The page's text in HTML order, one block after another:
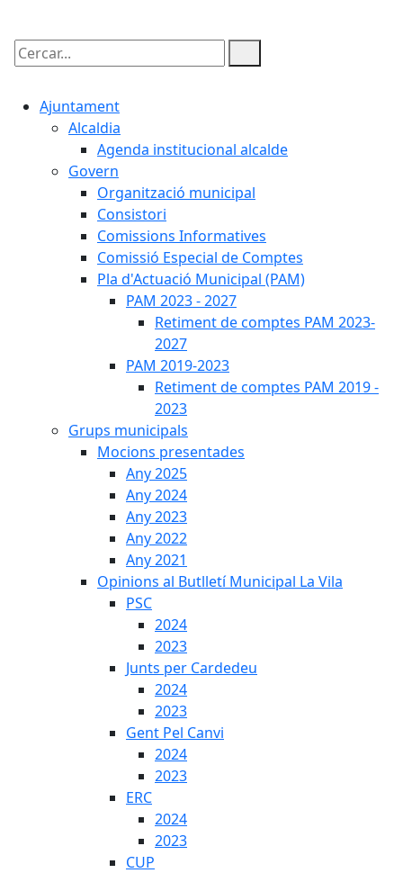
Cercar:
Ajuntament
Alcaldia
Agenda institucional alcalde
Govern
Organització municipal
Consistori
Comissions Informatives
Comissió Especial de Comptes
Pla d'Actuació Municipal (PAM)
PAM 2023 - 2027
Retiment de comptes PAM 2023-
2027
PAM 2019-2023
Retiment de comptes PAM 2019 -
2023
Grups municipals
Mocions presentades
Any 2025
Any 2024
Any 2023
Any 2022
Any 2021
Opinions al Butlletí Municipal La Vila
PSC
2024
2023
Junts per Cardedeu
2024
2023
Gent Pel Canvi
2024
2023
ERC
2024
2023
CUP